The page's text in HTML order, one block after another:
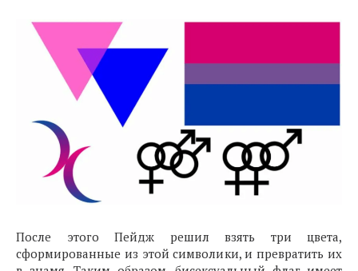
После этого Пейдж решил взять три цвета,
сформированные из этой символики, и превратить их